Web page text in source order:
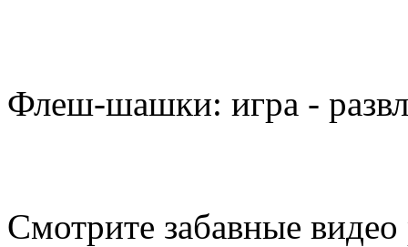
Флеш-шашки: игра -
Смотрите забавные